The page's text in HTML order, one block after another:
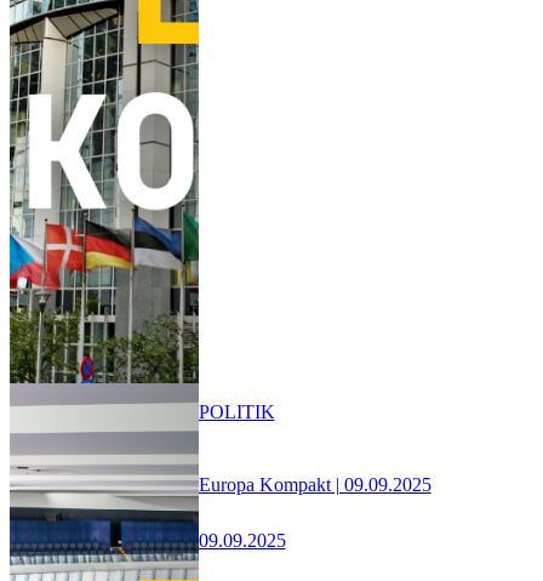
Europa Kompakt | 09.09.2025
09.09.2025
POLITIK